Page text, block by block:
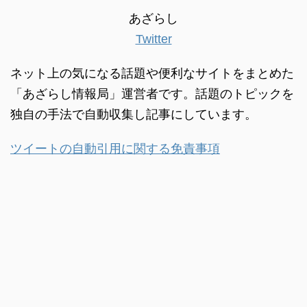
あざらし
Twitter
ネット上の気になる話題や便利なサイトをまとめた
「あざらし情報局」運営者です。話題のトピックを
独自の手法で自動収集し記事にしています。
ツイートの自動引用に関する免責事項